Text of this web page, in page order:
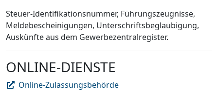
Steuer-Identifikationsnummer, Führungszeugnisse,
Meldebescheinigungen, Unterschriftsbeglaubigung,
Auskünfte aus dem Gewerbezentralregister.
ONLINE-DIENSTE
Online-Zulassungsbehörde